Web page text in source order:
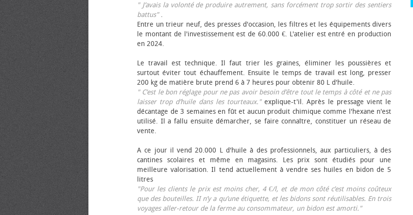
" J’avais la volonté de produire autrement, sans forcément trop sortir des sentiers
battus".
Entre un trieur neuf, des presses d'occasion, les filtres et les équipements divers
le montant de l'investissement est de 60.000 €. L'atelier est entré en production
en 2024.
Le travail est technique. Il faut trier les graines, éliminer les poussières et
surtout éviter tout échauffement. Ensuite le temps de travail est long, presser
200 kg de matière brute prend 6 à 7 heures pour obtenir 80 L d'huile.
" C’est le bon réglage pour ne pas avoir besoin d’être tout le temps à côté et ne pas
laisser trop d’huile dans les tourteaux."explique-t'il. Après le pressage vient le
décantage de 3 semaines en fût et aucun produit chimique comme l'hexane n'est
utilisé. Il a fallu ensuite démarcher, se faire connaître, constituer un réseau de
vente.
A ce jour il vend 20.000 L d'huile à des professionnels, aux particuliers, à des
cantines scolaires et même en magasins. Les prix sont étudiés pour une
meilleure valorisation. Il tend actuellement à vendre ses huiles en bidon de 5
litres
"Pour les clients le prix est moins cher, 4 €/l, et de mon côté c’est moins coûteux
que des bouteilles. II n’y a qu’une étiquette, et les bidons sont réutilisables. En trois
voyages aller-retour de la ferme au consommateur, un bidon est amorti."